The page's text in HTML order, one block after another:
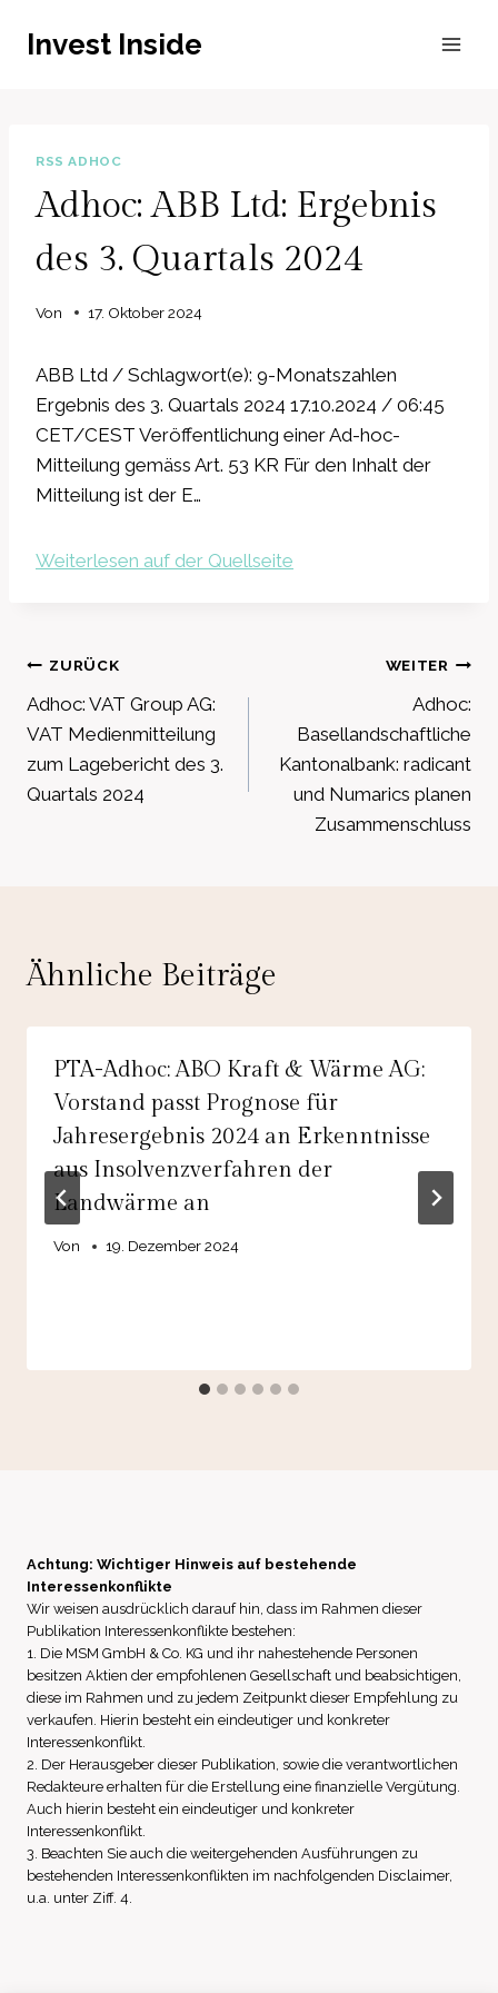
InhaltInvest Inside
RSS ADHOC
Adhoc: ABB Ltd: Ergebnis
des 3. Quartals 2024
Von 17. Oktober 2024
ABB Ltd / Schlagwort(e): 9-Monatszahlen
Ergebnis des 3. Quartals 2024 17.10.2024 / 06:45
CET/CEST Veröffentlichung einer Ad-hoc-
Mitteilung gemäss Art. 53 KR Für den Inhalt der
Mitteilung ist der E…
Weiterlesen auf der Quellseite
Beitragsnavigation
ZURÜCK
Adhoc: VAT Group AG:
VAT Medienmitteilung
zum Lagebericht des 3.
Quartals 2024
WEITER
Adhoc:
Basellandschaftliche
Kantonalbank: radicant
und Numarics planen
Zusammenschluss
Ähnliche Beiträge
PTA-Adhoc: ABO Kraft & Wärme AG:
Vorstand passt Prognose für
Jahresergebnis 2024 an Erkenntnisse
aus Insolvenzverfahren der
Landwärme an
Von 19. Dezember 2024
Achtung: Wichtiger Hinweis auf bestehende
Interessenkonflikte
Wir weisen ausdrücklich darauf hin, dass im Rahmen dieser
Publikation Interessenkonflikte bestehen:
1. Die MSM GmbH & Co. KG und ihr nahestehende Personen
besitzen Aktien der empfohlenen Gesellschaft und beabsichtigen,
diese im Rahmen und zu jedem Zeitpunkt dieser Empfehlung zu
verkaufen. Hierin besteht ein eindeutiger und konkreter
Interessenkonflikt.
2. Der Herausgeber dieser Publikation, sowie die verantwortlichen
Redakteure erhalten für die Erstellung eine finanzielle Vergütung.
Auch hierin besteht ein eindeutiger und konkreter
Interessenkonflikt.
3. Beachten Sie auch die weitergehenden Ausführungen zu
bestehenden Interessenkonflikten im nachfolgenden Disclaimer,
u.a. unter Ziff. 4.